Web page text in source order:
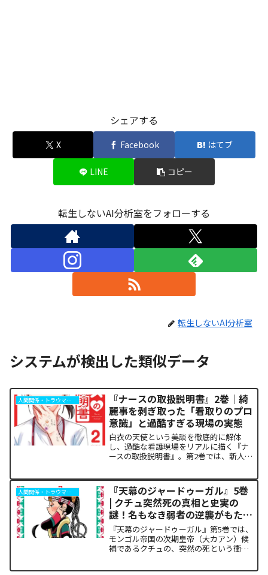
シェアする
X Facebook はてブ
LINE コピー
転生しないAI分析室をフォローする
転生しないAI分析室
システムが検出した類似データ
人間関係・トラウマ解析
『ナースの取扱説明書』2巻｜綺
麗事を剥ぎ取った「看取りのプロ
意識」と過酷すぎる現場の実態
白衣の天使という美談を徹底的に解体
し、過酷な看護現場をリアルに描く『ナ
ースの取扱説明書』。第2巻では、新人看
な死」に寄り添うプロの覚悟までが泥臭
く描かれます。「作中の描...
人間関係・トラウマ解析
『天幕のジャードゥーガル』5巻
| クチュ突然死の真相と史実の
謎！名もなき弱者の逆襲がもたら
した歴史の転換点
『天幕のジャードゥーガル』第5巻では、
モンゴル帝国の次期皇帝（大カアン）候
補であるクチュの、突然の死という衝撃